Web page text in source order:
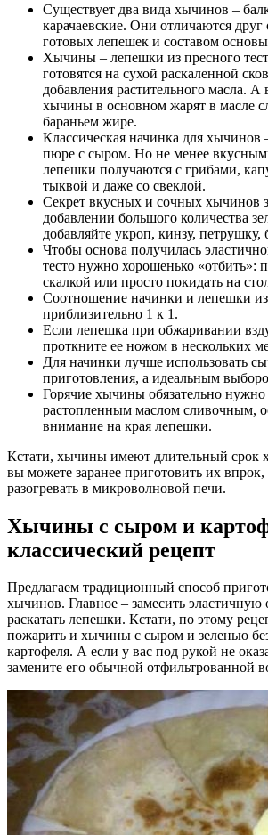
Существует два вида хычинов –
карачаевские. Они отличаются
готовых лепешек и составом
Хычины – лепешки из пресного
готовятся на сухой раскаленной
добавления растительного масла. А
хычины в основном жарят в масле
бараньем жире.
Классическая начинка для хычинов
пюре с сыром. Но не менее
лепешки получаются с грибами,
тыквой и даже со свеклой.
Секрет вкусных и сочных хычинов
добавлении большого количества
добавляйте укроп, кинзу, петрушку,
Чтобы основа получилась
тесто нужно хорошенько «отбить»:
скалкой или просто покидать на
Соотношение начинки и лепешки
приблизительно 1 к 1.
Если лепешка при обжаривании
проткните ее ножом в нескольких
Для начинки лучше использовать
приготовления, а идеальным
Горячие хычины обязательно нужно
растопленным маслом сливочным,
внимание на края лепешки.
Кстати, хычины имеют длительный срок
вы можете заранее приготовить их впрок,
разогревать в микроволновой печи.
Хычины с сыром и
классический рецепт
Предлагаем традиционный способ
хычинов. Главное – замесить эластичную
раскатать лепешки. Кстати, по этому
пожарить и хычины с сыром и зеленью
картофеля. А если у вас под рукой не
замените его обычной отфильтрованной